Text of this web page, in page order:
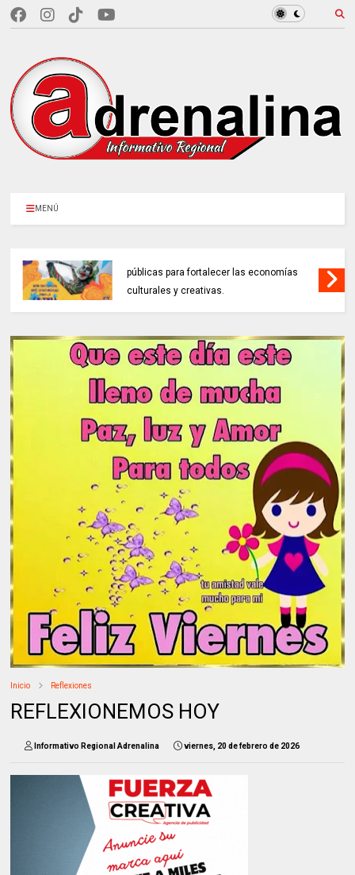
MENÚ
públicas para fortalecer las economías
culturales y creativas.
Inicio Reflexiones
REFLEXIONEMOS HOY
Informativo Regional Adrenalina viernes, 20 de febrero de 2026